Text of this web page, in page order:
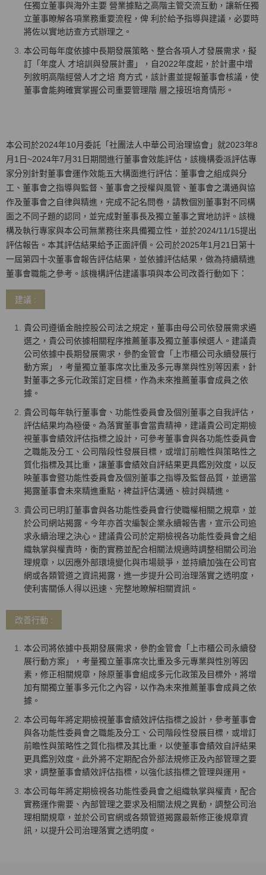
任獨立董事與海外主要 營業據點之高階主管交流互動，讓新任獨
立董事瞭解各項業務重要流程，俾 利於給予指導與建議，必要時
將佐以實地訪查方式辦理之。
本公司每年度依據中長期發展策略、整合各項人才發展需求，擬
訂「年度人 才培訓與發展計畫」，自2022年度起，於計畫中增
列敘明高階經營人才之培 育方式，該計畫並提報董事會核議，使
董事會能夠確實掌握公司重要管理階 層之接班培育情形。
本公司於2024年10月委託「社團法人中華公司治理協會」就2023年8
月1日~2024年7月31日期間進行董事會效能評估，該機構委派評估專
家分別針對董事會運作效能五大構面進行評估：董事會之組成與分
工、董事會之指導與監督、董事會之授權與風管、董事會之溝通與協
作及董事會之自律與精進，完成不記名問卷，請教個別董事對不同構
面之不同子題的認同，並完成對董事長及獨立董事之實地訪評。該機
構及執行專家與本公司無業務往來具備獨立性，並於2024/11/15提出
評估報告。本其評估結果給予正面評價。公司於2025年1月21日第十
一屆第四十次董事會報告評估結果，並依據評估結果，做為持續精進
董事會職能之參考。該機構評估建議事項與本公司改善行動如下：
建議 :
貴公司遵循金融控股公司法之規定，董事由母公司依發展需求遴
選之，貴公司依據相關程序推薦董事及獨立董事候選人。建議貴
公司依據中長期發展需求，參酌金管會「上市櫃公司永續發展行
動方案」，考量獨立董事席次比重及多元專業與性別等因素，針
對董事之多元化政策訂定目標，作為未來推薦董事會成員之依
據。
貴公司每年執行董事會、功能性委員會及個別董事之自我評估，
評估結果均為極優。為落實董事會當責精神，建議貴公司定期檢
視董事會績效評估指標之設計，可參考董事會與各功能性委員會
之職能及分工、公司階段性發展目標，或增訂前瞻性與策略性之
質化指標及其比重，讓董事會績效自評結果更具鑑別效度，以反
映董事會暨功能性委員會及個別董事之指導及監督品質，並適當
揭露董事會未來精進重點，裨益評估溝通、檢討與精進。
貴公司已明訂董事會與各功能性委員會行使職權相關之規章，並
於公司網站揭露。今年亦首次編製企業永續報告書，宣示公司追
求永續治理之決心。建議貴公司於定期檢視各功能性委員會之組
織執掌與權責時，衡酌實務並配合相關法規適時調整相關公司治
理規章，以因應外部環境變化與市場競爭，並持續加強在公司官
網或各類管道之資訊揭露，進一步提升公司治理落實之透明度，
使利害關係人得以迅速、完整地瞭解相關資訊。
改善行動 :
本公司將依據中長期發展需求，參酌金管會「上市櫃公司永續發
展行動方案」，考量獨立董事席次比重及多元專業與性別等因
素，修正相關規章，除原董事會組成多元化政策及目標外，將增
加有關獨立董事多元化之內容，以作為未來推薦董事會成員之依
據。
本公司每年將定期檢視董事會績效評估指標之設計，參考董事會
與各功能性委員會之職能及分工、公司階段性發展目標，或增訂
前瞻性與策略性之質化指標及其比重，以使董事會績效自評結果
更具鑑別效度。此外將不定期配合外部法規修正及內部管理之要
求，調整董事會績效評估指標，以強化該指標之管理與運用。
本公司每年將定期檢視各功能性委員會之組織執掌與權責，配合
實務運作需要、內部管理之要求及相關法規之異動，調整公司治
理相關規章，並於公司官網或各類管道揭露最新修正後規章資
訊，以提升公司治理落實之透明度。